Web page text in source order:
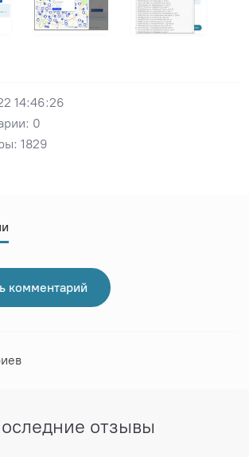
14:46:26
0
1829
комментарий
отзывы